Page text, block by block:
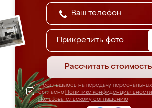
Прикрепить фото
Рассчитать стоимость
Я соглашаюсь на передачу
согласно Политике конфиденциальности
Пользовательскому соглашению